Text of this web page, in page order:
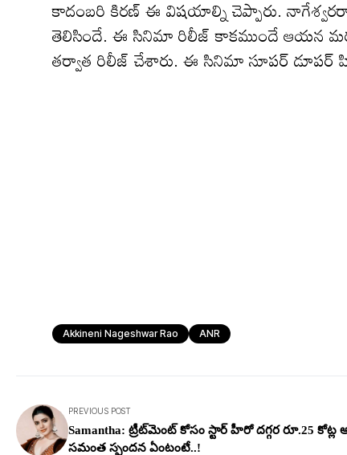
కాదంబరి కిరణ్ ఈ విషయాల్ని చెప్పారు.
తెలిసిందే. ఈ సినిమా రిలీజ్ కాకముందే ఆయన
తర్వాత రిలీజ్ చేశారు. ఈ సినిమా సూపర్
Akkineni Nageshwar Rao ANR
PREVIOUS POST
Samantha: ట్రీట్‌మెంట్‌ కోసం స్టార్ హీరో ద‌గ్గ‌ర రూ.25 కోట్ల
స‌మంత స్పందన ఏంటంటే..!